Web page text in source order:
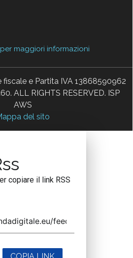
maggiori informazioni
e Partita IVA 13868590962
ALL RIGHTS RESERVED. ISP
AWS
del sito
copiare il link RSS
COPIA LINK